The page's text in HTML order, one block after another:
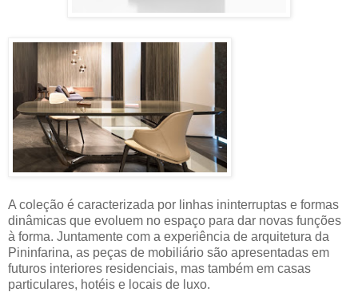
A coleção é caracterizada por linhas ininterruptas e formas
dinâmicas que evoluem no espaço para dar novas funções
à forma. Juntamente com a experiência de arquitetura da
Pininfarina, as peças de mobiliário são apresentadas em
futuros interiores residenciais, mas também em casas
particulares, hotéis e locais de luxo.